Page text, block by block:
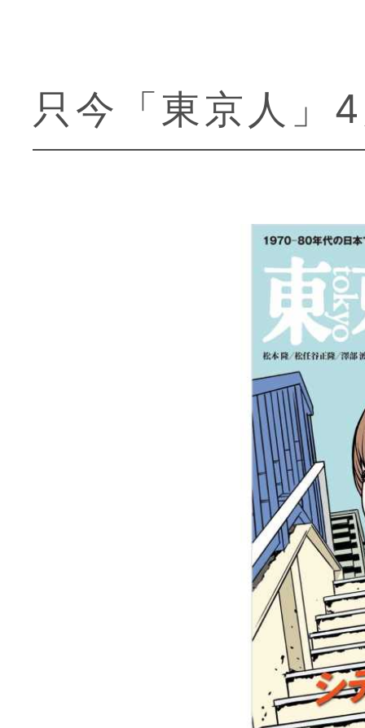
刊行物 東京人
取扱店様募集
出版社からのお知
... ▶
■お詫
東京
ンと野
只今「東京人」